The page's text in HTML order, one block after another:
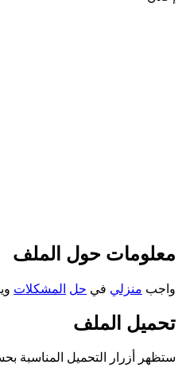
معلومات حول الملف
واجب منزلي في حل المشكلات
تحميل الملف
ستظهر أزرار التحميل المناسبة